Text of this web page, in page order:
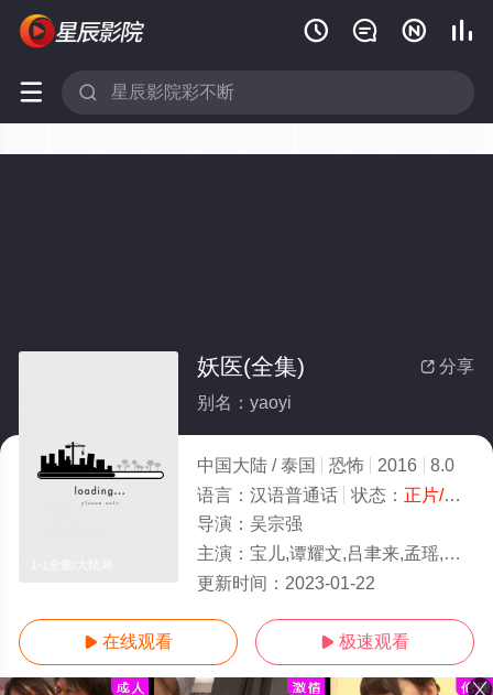
   
 
 分享
妖医(全集)
别名：yaoyi
中国大陆 / 泰国 恐怖 2016
8.0
语言： 汉语普通话 状态： 正片/高清
导演： 吴宗强
主演： 宝儿,谭耀文,吕聿来,孟瑶,高亚麟
更新时间： 2023-01-22
 在线观看  极速观看